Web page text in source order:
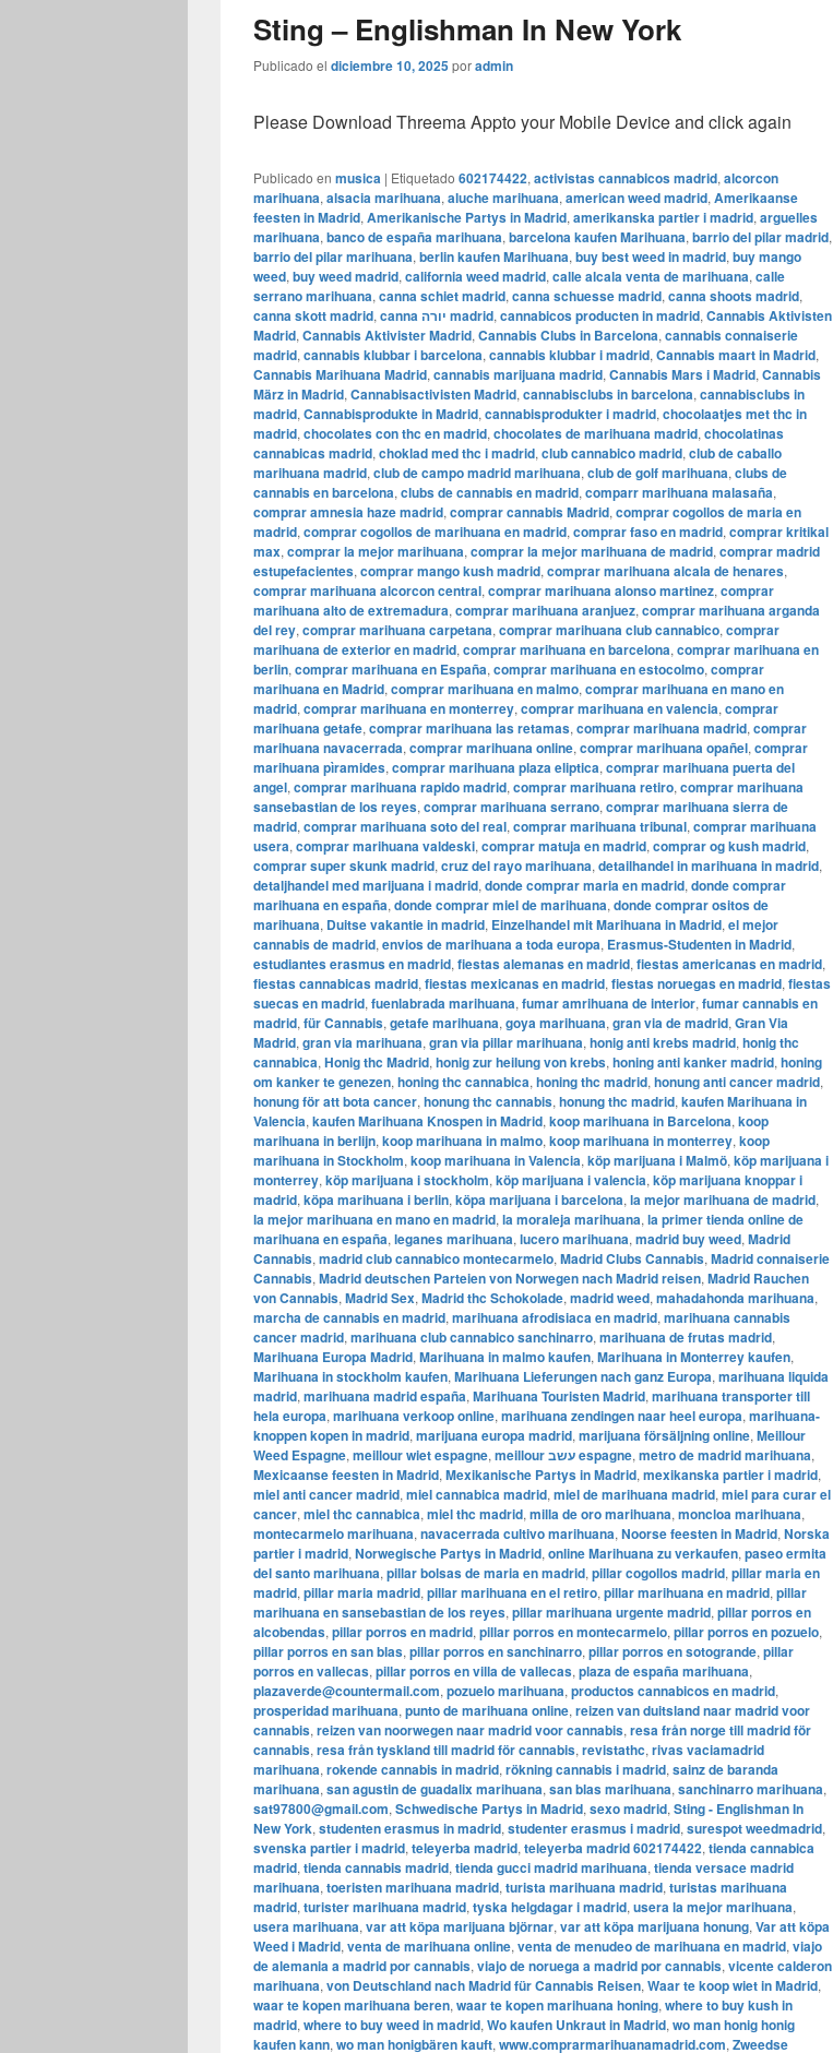
Sting – Englishman In New York
Publicado el diciembre 10, 2025poradmin
Please Download Threema Appto your Mobile Device and click again
Publicado en musica | Etiquetado 602174422, activistas cannabicos madrid, alcorcon
marihuana, alsacia marihuana, aluche marihuana, american weed madrid, Amerikaanse
feesten in Madrid, Amerikanische Partys in Madrid, amerikanska partier i madrid, arguelles
marihuana, banco de españa marihuana, barcelona kaufen Marihuana, barrio del pilar madrid,
barrio del pilar marihuana, berlin kaufen Marihuana, buy best weed in madrid, buy mango
weed, buy weed madrid, california weed madrid, calle alcala venta de marihuana, calle
serrano marihuana, canna schiet madrid, canna schuesse madrid, canna shoots madrid,
canna skott madrid, canna יורה madrid, cannabicos producten in madrid, Cannabis Aktivisten
Madrid, Cannabis Aktivister Madrid, Cannabis Clubs in Barcelona, cannabis connaiserie
madrid, cannabis klubbar i barcelona, cannabis klubbar i madrid, Cannabis maart in Madrid,
Cannabis Marihuana Madrid, cannabis marijuana madrid, Cannabis Mars i Madrid, Cannabis
März in Madrid, Cannabisactivisten Madrid, cannabisclubs in barcelona, cannabisclubs in
madrid, Cannabisprodukte in Madrid, cannabisprodukter i madrid, chocolaatjes met thc in
madrid, chocolates con thc en madrid, chocolates de marihuana madrid, chocolatinas
cannabicas madrid, choklad med thc i madrid, club cannabico madrid, club de caballo
marihuana madrid, club de campo madrid marihuana, club de golf marihuana, clubs de
cannabis en barcelona, clubs de cannabis en madrid, comparr marihuana malasaña,
comprar amnesia haze madrid, comprar cannabis Madrid, comprar cogollos de maria en
madrid, comprar cogollos de marihuana en madrid, comprar faso en madrid, comprar kritikal
max, comprar la mejor marihuana, comprar la mejor marihuana de madrid, comprar madrid
estupefacientes, comprar mango kush madrid, comprar marihuana alcala de henares,
comprar marihuana alcorcon central, comprar marihuana alonso martinez, comprar
marihuana alto de extremadura, comprar marihuana aranjuez, comprar marihuana arganda
del rey, comprar marihuana carpetana, comprar marihuana club cannabico, comprar
marihuana de exterior en madrid, comprar marihuana en barcelona, comprar marihuana en
berlin, comprar marihuana en España, comprar marihuana en estocolmo, comprar
marihuana en Madrid, comprar marihuana en malmo, comprar marihuana en mano en
madrid, comprar marihuana en monterrey, comprar marihuana en valencia, comprar
marihuana getafe, comprar marihuana las retamas, comprar marihuana madrid, comprar
marihuana navacerrada, comprar marihuana online, comprar marihuana opañel, comprar
marihuana pìramides, comprar marihuana plaza eliptica, comprar marihuana puerta del
angel, comprar marihuana rapido madrid, comprar marihuana retiro, comprar marihuana
sansebastian de los reyes, comprar marihuana serrano, comprar marihuana sierra de
madrid, comprar marihuana soto del real, comprar marihuana tribunal, comprar marihuana
usera, comprar marihuana valdeski, comprar matuja en madrid, comprar og kush madrid,
comprar super skunk madrid, cruz del rayo marihuana, detailhandel in marihuana in madrid,
detaljhandel med marijuana i madrid, donde comprar maria en madrid, donde comprar
marihuana en españa, donde comprar miel de marihuana, donde comprar ositos de
marihuana, Duitse vakantie in madrid, Einzelhandel mit Marihuana in Madrid, el mejor
cannabis de madrid, envios de marihuana a toda europa, Erasmus-Studenten in Madrid,
estudiantes erasmus en madrid, fiestas alemanas en madrid, fiestas americanas en madrid,
fiestas cannabicas madrid, fiestas mexicanas en madrid, fiestas noruegas en madrid, fiestas
suecas en madrid, fuenlabrada marihuana, fumar amrihuana de interior, fumar cannabis en
madrid, für Cannabis, getafe marihuana, goya marihuana, gran via de madrid, ​​Gran Via
Madrid, gran via marihuana, gran via pillar marihuana, honig anti krebs madrid, honig thc
cannabica, Honig thc Madrid, honig zur heilung von krebs, honing anti kanker madrid, honing
om kanker te genezen, honing thc cannabica, honing thc madrid, honung anti cancer madrid,
honung för att bota cancer, honung thc cannabis, honung thc madrid, kaufen Marihuana in
Valencia, kaufen Marihuana Knospen in Madrid, koop marihuana in Barcelona, koop
marihuana in berlijn, koop marihuana in malmo, koop marihuana in monterrey, koop
marihuana in Stockholm, ​​koop marihuana in Valencia, köp marijuana i Malmö, köp marijuana i
monterrey, köp marijuana i stockholm, ​​köp marijuana i valencia, köp marijuana knoppar i
madrid, köpa marihuana i berlin, köpa marijuana i barcelona, la mejor marihuana de madrid,
la mejor marihuana en mano en madrid, la moraleja marihuana, la primer tienda online de
marihuana en españa, leganes marihuana, lucero marihuana, madrid buy weed, Madrid
Cannabis, madrid club cannabico montecarmelo, Madrid Clubs Cannabis, Madrid connaiserie
Cannabis, Madrid deutschen Parteien von Norwegen nach Madrid reisen, Madrid Rauchen
von Cannabis, Madrid Sex, Madrid thc Schokolade, madrid weed, mahadahonda marihuana,
marcha de cannabis en madrid, marihuana afrodisiaca en madrid, marihuana cannabis
cancer madrid, marihuana club cannabico sanchinarro, marihuana de frutas madrid,
Marihuana Europa Madrid, Marihuana in malmo kaufen, Marihuana in Monterrey kaufen,
Marihuana in stockholm kaufen, Marihuana Lieferungen nach ganz Europa, marihuana liquida
madrid, marihuana madrid españa, Marihuana Touristen Madrid, marihuana transporter till
hela europa, marihuana verkoop online, marihuana zendingen naar heel europa, marihuana-
knoppen kopen in madrid, marijuana europa madrid, marijuana försäljning online, Meillour
Weed Espagne, meillour wiet espagne, meillour עשב espagne, metro de madrid marihuana,
Mexicaanse feesten in Madrid, Mexikanische Partys in Madrid, mexikanska partier i madrid,
miel anti cancer madrid, miel cannabica madrid, miel de marihuana madrid, miel para curar el
cancer, miel thc cannabica, miel thc madrid, milla de oro marihuana, moncloa marihuana,
montecarmelo marihuana, navacerrada cultivo marihuana, Noorse feesten in Madrid, Norska
partier i madrid, Norwegische Partys in Madrid, online Marihuana zu verkaufen, paseo ermita
del santo marihuana, pillar bolsas de maria en madrid, pillar cogollos madrid, pillar maria en
madrid, pillar maria madrid, pillar marihuana en el retiro, pillar marihuana en madrid, pillar
marihuana en sansebastian de los reyes, pillar marihuana urgente madrid, pillar porros en
alcobendas, pillar porros en madrid, pillar porros en montecarmelo, pillar porros en pozuelo,
pillar porros en san blas, pillar porros en sanchinarro, pillar porros en sotogrande, pillar
porros en vallecas, pillar porros en villa de vallecas, plaza de españa marihuana,
plazaverde@countermail.com, pozuelo marihuana, productos cannabicos en madrid,
prosperidad marihuana, punto de marihuana online, reizen van duitsland naar madrid voor
cannabis, reizen van noorwegen naar madrid voor cannabis, resa från norge till madrid för
cannabis, resa från tyskland till madrid för cannabis, revistathc, rivas vaciamadrid
marihuana, rokende cannabis in madrid, rökning cannabis i madrid, sainz de baranda
marihuana, san agustin de guadalix marihuana, san blas marihuana, sanchinarro marihuana,
sat97800@gmail.com, Schwedische Partys in Madrid, sexo madrid, Sting - Englishman In
New York, studenten erasmus in madrid, studenter erasmus i madrid, surespot weedmadrid,
svenska partier i madrid, teleyerba madrid, teleyerba madrid 602174422, tienda cannabica
madrid, tienda cannabis madrid, tienda gucci madrid marihuana, tienda versace madrid
marihuana, toeristen marihuana madrid, turista marihuana madrid, turistas marihuana
madrid, turister marihuana madrid, tyska helgdagar i madrid, usera la mejor marihuana,
usera marihuana, var att köpa marijuana björnar, var att köpa marijuana honung, Var att köpa
Weed i Madrid, venta de marihuana online, venta de menudeo de marihuana en madrid, viajo
de alemania a madrid por cannabis, viajo de noruega a madrid por cannabis, vicente calderon
marihuana, von Deutschland nach Madrid für Cannabis Reisen, Waar te koop wiet in Madrid,
waar te kopen marihuana beren, waar te kopen marihuana honing, where to buy kush in
madrid, where to buy weed in madrid, Wo kaufen Unkraut in Madrid, wo man honig honig
kaufen kann, wo man honigbären kauft, www.comprarmarihuanamadrid.com, Zweedse